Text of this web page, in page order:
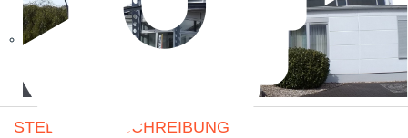
STELLENAUSSCHREIBUNG